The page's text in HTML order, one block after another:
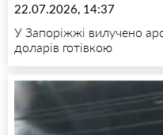
22.07.2026, 14:37
У Запоріжжі вилучено
доларів готівкою